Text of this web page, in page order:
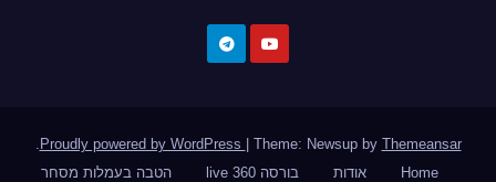
Proudly powered by WordPress Theme: Newsup by Themeansar
Home
אודות בורסה 360 live הטבה בעמלות מסחר